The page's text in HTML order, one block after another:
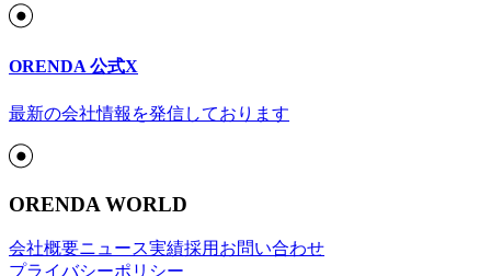
ORENDA 公式X
最新の会社情報を発信しております
ORENDA WORLD
会社概要ニュース実績採用 お問い合わせ
プライバシーポリシー